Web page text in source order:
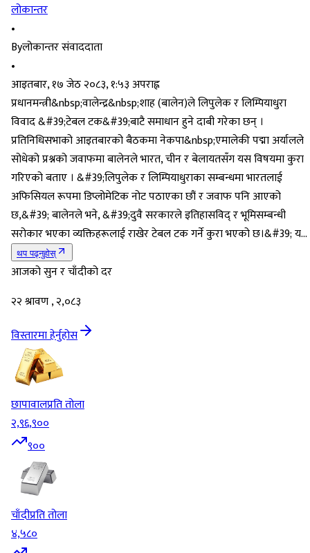
लोकान्तर
•
Byलोकान्तर संवाददाता
•
आइतबार, १७ जेठ २०८३, १:५३ अपराह्न
प्रधानमन्त्री&nbsp;वालेन्द्र&nbsp;शाह (बालेन)ले लिपुलेक र लिम्पियाधुरा
विवाद &#39;टेबल टक&#39;बाटै समाधान हुने दाबी गरेका छन् ।
प्रतिनिधिसभाको आइतबारको बैठकमा नेकपा&nbsp;एमालेकी पद्मा अर्यालले
सोधेको प्रश्नको जवाफमा बालेनले भारत, चीन र बेलायतसँग यस विषयमा कुरा
गरिएको बताए । &#39;लिपुलेक र लिम्पियाधुराका सम्बन्धमा भारतलाई
अफिसियल रूपमा डिप्लोमेटिक नोट पठाएका छौं र जवाफ पनि आएको
छ,&#39; बालेनले भने, &#39;दुवै सरकारले इतिहासविद् र भूमिसम्बन्धी
सरोकार भएका व्यक्तिहरूलाई राखेर टेबल टक गर्ने कुरा भएको छ।&#39; य...
थप पढ्नुहोस्
आजको सुन र चाँदीको दर
२२ श्रावण , २,०८३
विस्तारमा हेर्नुहोस
छापावालप्रति तोला
२,९६,९००
९००
चाँदीप्रति तोला
४,५८०